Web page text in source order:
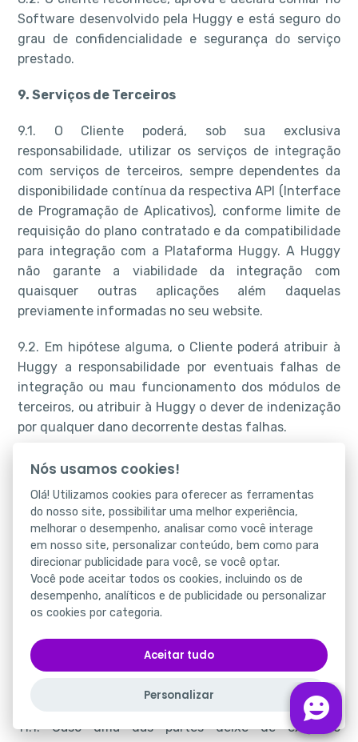
Software desenvolvido pela Huggy e está seguro do
grau de confidencialidade e segurança do serviço
prestado.
9. Serviços de Terceiros
9.1. O Cliente poderá, sob sua exclusiva
responsabilidade, utilizar os serviços de integração
com serviços de terceiros, sempre dependentes da
disponibilidade contínua da respectiva API (Interface
de Programação de Aplicativos), conforme limite de
requisição do plano contratado e da compatibilidade
para integração com a Plataforma Huggy. A Huggy
não garante a viabilidade da integração com
quaisquer outras aplicações além daquelas
previamente informadas no seu website.
9.2. Em hipótese alguma, o Cliente poderá atribuir à
Huggy a responsabilidade por eventuais falhas de
integração ou mau funcionamento dos módulos de
terceiros, ou atribuir à Huggy o dever de indenização
por qualquer dano decorrente destas falhas.
10. Propriedade Intelectual
I - licença de uso de software na modalidade de
'Software as a Service' ('Software como Serviço), nos
termos dos itens '2' e '3' indicados acima;
II - suporte aos Serviços, excluída a resolução de
problemas oriundos do mau uso, quebra ou
funcionamento irregular do hardware de propriedade
do Cliente, em relação ao qual a Huggy não tem
qualquer responsabilidade.
11. Disposições Gerais
11.1. Caso uma das partes deixe de exigir o
Nós usamos cookies!
Olá! Utilizamos cookies para oferecer as ferramentas
do nosso site, possibilitar uma melhor experiência,
melhorar o desempenho, analisar como você interage
em nosso site, personalizar conteúdo, bem como para
direcionar publicidade para você, se você optar.
Você pode aceitar todos os cookies, incluindo os de
desempenho, analíticos e de publicidade ou personalizar
os cookies por categoria.
Aceitar tudo
Personalizar